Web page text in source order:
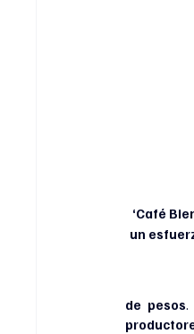
‘Café
un
de pesos.